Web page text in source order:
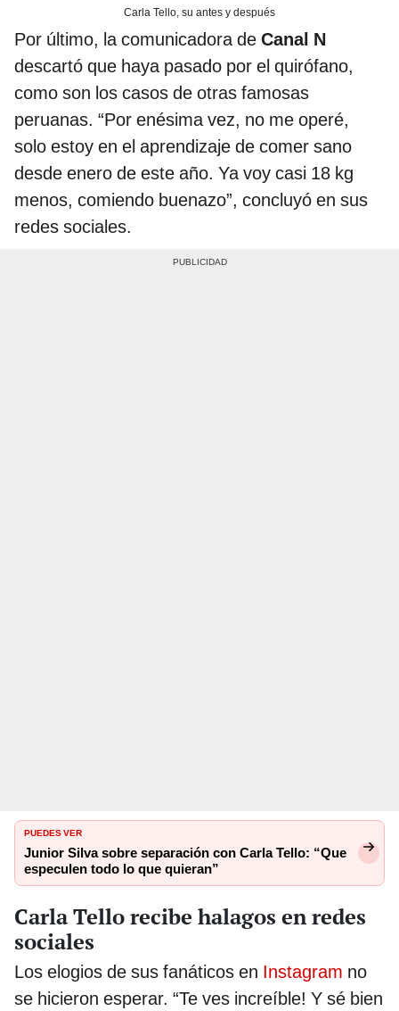
Carla Tello, su antes y después
Por último, la comunicadora de Canal N
descartó que haya pasado por el quirófano,
como son los casos de otras famosas
peruanas. “Por enésima vez, no me operé,
solo estoy en el aprendizaje de comer sano
desde enero de este año. Ya voy casi 18 kg
menos, comiendo buenazo”, concluyó en sus
redes sociales.
PUEDES VER
Junior Silva sobre separación con Carla Tello: “Que
especulen todo lo que quieran”
Carla Tello recibe halagos en redes
sociales
Los elogios de sus fanáticos en Instagram no
se hicieron esperar. “Te ves increíble! Y sé bien